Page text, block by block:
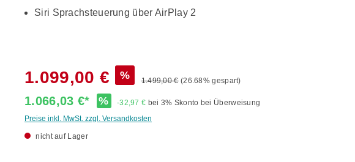
Siri Sprachsteuerung über AirPlay 2
1.099,00 € % 1.499,00 € (26.68% gespart)
1.066,03 €* % -32,97 € bei 3% Skonto bei Überweisung
Preise inkl. MwSt. zzgl. Versandkosten
nicht auf Lager